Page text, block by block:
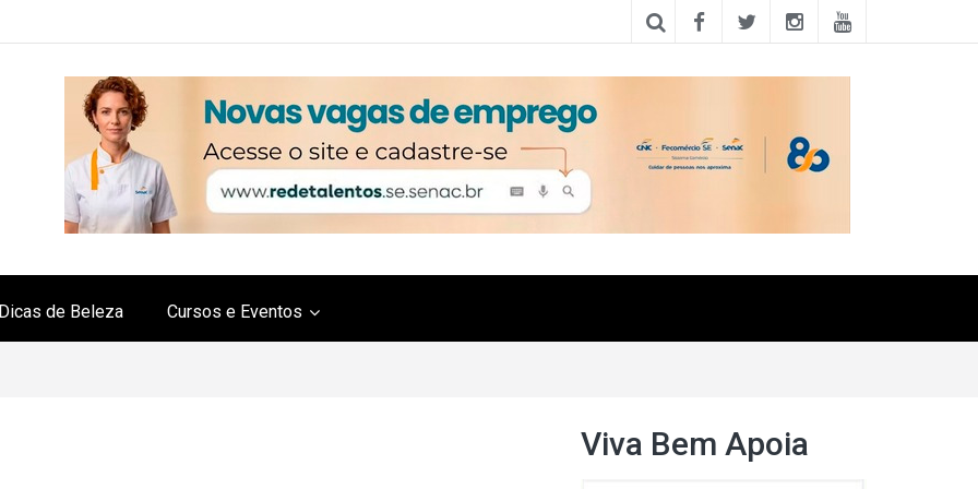
Dicas de Beleza Cursos e Eventos
Viva Bem Apoia